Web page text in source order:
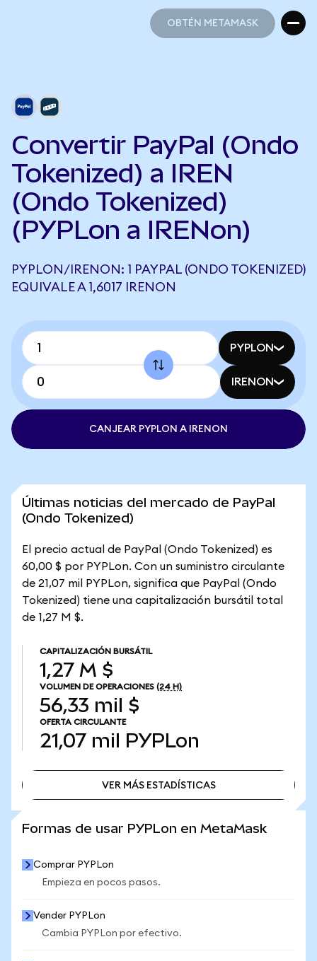
OBTÉN METAMASK
Convertir PayPal (Ondo
Tokenized) a IREN
(Ondo Tokenized)
(PYPLon a IRENon)
PYPLON/IRENON: 1 PAYPAL (ONDO TOKENIZED)
EQUIVALE A 1,6017 IRENON
PYPLON
IRENON
CANJEAR PYPLON A IRENON
Últimas noticias del mercado de PayPal
(Ondo Tokenized)
El precio actual de PayPal (Ondo Tokenized) es
60,00 $ por PYPLon. Con un suministro circulante
de 21,07 mil PYPLon, significa que PayPal (Ondo
Tokenized) tiene una capitalización bursátil total
de 1,27 M $.
CAPITALIZACIÓN BURSÁTIL
1,27 M $
VOLUMEN DE OPERACIONES (24 H)
56,33 mil $
OFERTA CIRCULANTE
21,07 mil PYPLon
VER MÁS ESTADÍSTICAS
Formas de usar PYPLon en MetaMask
Comprar PYPLon
Empieza en pocos pasos.
Vender PYPLon
Cambia PYPLon por efectivo.